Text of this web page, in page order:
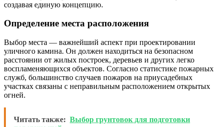
создавая единую концепцию.
Определение места расположения
Выбор места — важнейший аспект при проектировании
уличного камина. Он должен находиться на безопасном
расстоянии от жилых построек, деревьев и других легко
воспламеняющихся объектов. Согласно статистике пожарных
служб, большинство случаев пожаров на приусадебных
участках связаны с неправильным расположением открытых
огней.
Читать также: Выбор грунтовок для подготовки